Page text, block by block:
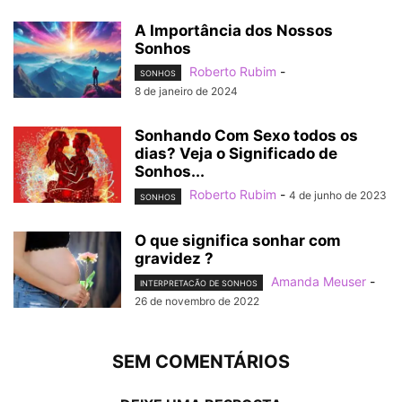
A Importância dos Nossos
Sonhos
SONHOS Roberto Rubim -
8 de janeiro de 2024
Sonhando Com Sexo todos os
dias? Veja o Significado de
Sonhos...
SONHOS Roberto Rubim - 4 de junho de 2023
O que significa sonhar com
gravidez ?
INTERPRETACÃO DE SONHOS Amanda Meuser -
26 de novembro de 2022
SEM COMENTÁRIOS